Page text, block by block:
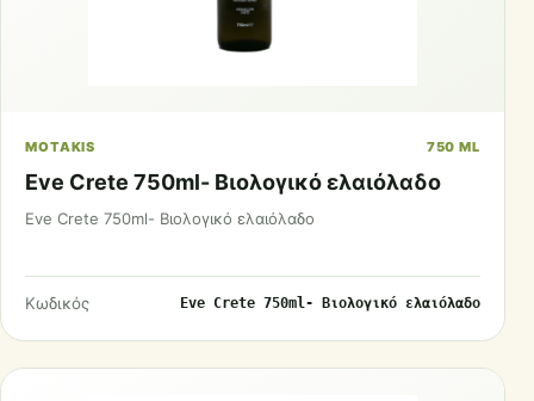
MOTAKIS 750 ML
Eve Crete 750ml- Βιολογικό ελαιόλαδο
Eve Crete 750ml- Βιολογικό ελαιόλαδο
Κωδικός Eve Crete 750ml- Βιολογικό ελαιόλαδο